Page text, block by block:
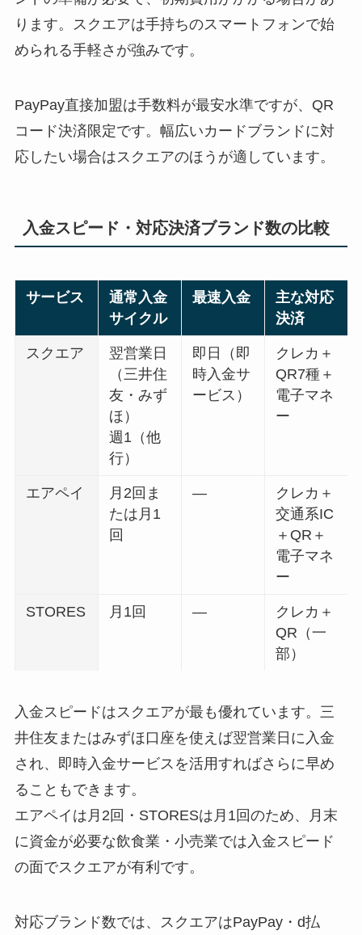
ります。スクエアは手持ちのスマートフォンで始
められる手軽さが強みです。
PayPay直接加盟は手数料が最安水準ですが、QR
コード決済限定です。幅広いカードブランドに対
応したい場合はスクエアのほうが適しています。
入金スピード・対応決済ブランド数の比較
サービス
通常入金
サイクル
最速入金
主な対応
決済
スクエア
翌営業日
（三井住
友・みず
ほ）
週1（他
行）
即日（即
時入金サ
ービス）
クレカ＋
QR7種＋
電子マネ
ー
エアペイ
月2回ま
たは月1
回
—
クレカ＋
交通系IC
＋QR＋
電子マネ
ー
STORES 月1回 —
クレカ＋
QR（一
部）
入金スピードはスクエアが最も優れています。三
井住友またはみずほ口座を使えば翌営業日に入金
され、即時入金サービスを活用すればさらに早め
ることもできます。
エアペイは月2回・STORESは月1回のため、月末
に資金が必要な飲食業・小売業では入金スピード
の面でスクエアが有利です。
対応ブランド数では、スクエアはPayPay・d払